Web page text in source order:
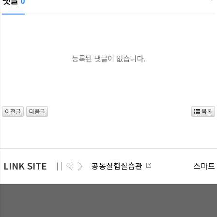
등록된 댓글이 없습니다.
이전글 다음글 목록
LINK SITE 공동실험실습관 스마